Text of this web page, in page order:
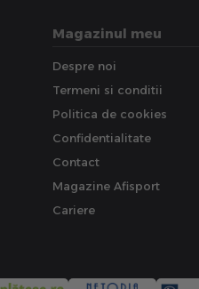
Magazinul meu
Despre noi
Termeni si conditii
Politica de cookies
Confidentialitate
Contact
Magazine Afisport
Cariere